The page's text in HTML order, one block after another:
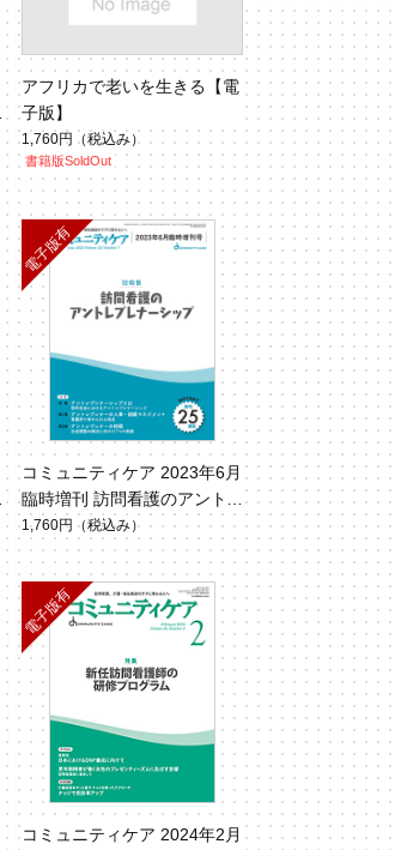
アフリカで老いを生きる【電
子版】
1,760円 （税込み）
書籍版SoldOut
コミュニティケア 2023年6月
臨時増刊 訪問看護のアント
レプレナーシップ
1,760円 （税込み）
コミュニティケア 2024年2月